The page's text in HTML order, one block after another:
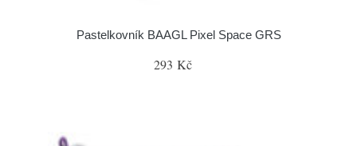
Pastelkovník BAAGL Pixel Space GRS
293 Kč